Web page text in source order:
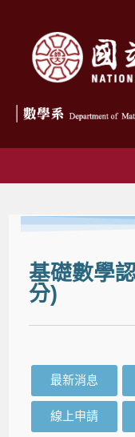
基礎數學
分)
最新消息
線上申請